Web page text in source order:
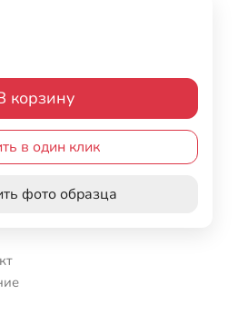
корзину
в один клик
фото образца